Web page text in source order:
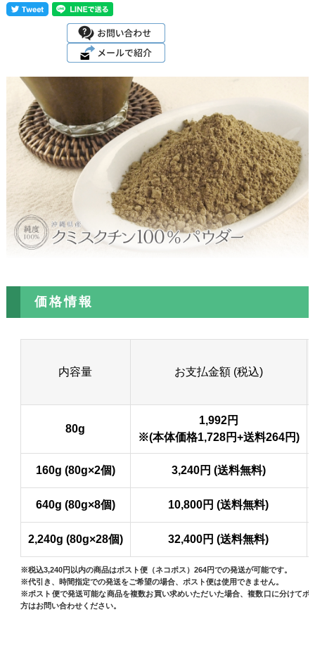
価格情報
内容量 お支払金額 (税込)
80g
1,992円
※(本体価格1,728円+送料264円)
160g (80g×2個) 3,240円 (送料無料)
640g (80g×8個) 10,800円 (送料無料)
2,240g (80g×28個) 32,400円 (送料無料)
※税込3,240円以内の商品はポスト便（ネコポス）264円での発送が可能です。
※代引き、時間指定での発送をご希望の場合、ポスト便は使用できません。
※ポスト便で発送可能な商品を複数お買い求めいただいた場合、複数口に分けてポ
方はお問い合わせください。